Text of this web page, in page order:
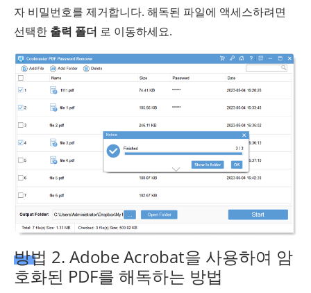
자 비밀번호를 제거합니다. 해독된 파일에 액세스하려면
선택한 출력 폴더 로 이동하세요.
방법 2. Adobe Acrobat을 사용하여 암
호화된 PDF를 해독하는 방법